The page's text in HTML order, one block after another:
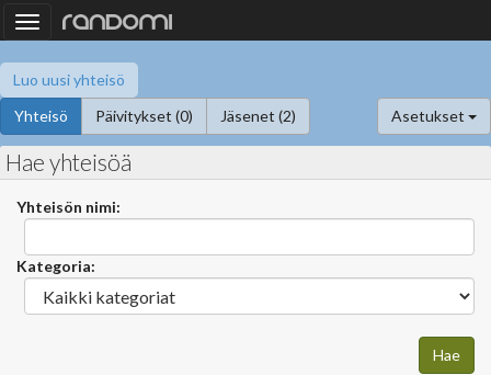
Toggle
navigation
Luo uusi yhteisö
Yhteisö
Päivitykset (0) Jäsenet (2) Asetukset
Hae yhteisöä
Yhteisön nimi:
Kategoria: